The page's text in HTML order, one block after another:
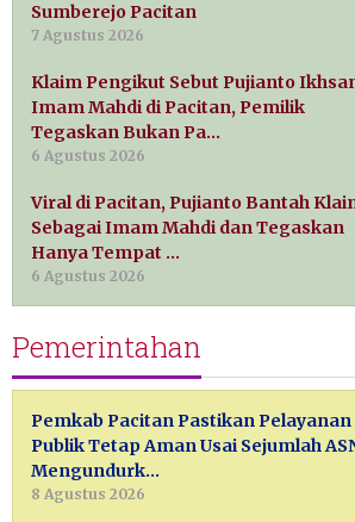
Sumberejo Pacitan
7 Agustus 2026
Klaim Pengikut Sebut Pujianto
Imam Mahdi di Pacitan, Pemilik
Tegaskan Bukan Pa…
6 Agustus 2026
Viral di Pacitan, Pujianto Bantah
Sebagai Imam Mahdi dan Tegaskan
Hanya Tempat …
6 Agustus 2026
Pemerintahan
Pemkab Pacitan Pastikan Pelayanan
Publik Tetap Aman Usai Sejumlah
Mengundurk…
8 Agustus 2026